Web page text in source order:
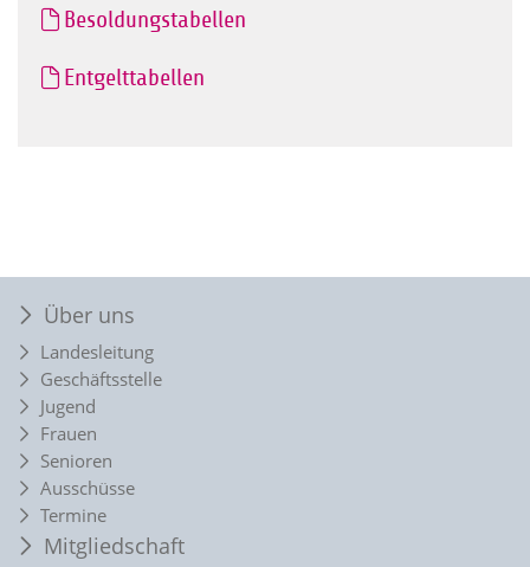
Besoldungstabellen
Entgelttabellen
Über uns
Landesleitung
Geschäftsstelle
Jugend
Frauen
Senioren
Ausschüsse
Termine
Mitgliedschaft